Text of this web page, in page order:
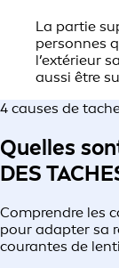
La partie
personnes
l’extérieur
aussi être
4 causes de
Quelles
DES
Comprendre les
pour adapter sa
courantes de